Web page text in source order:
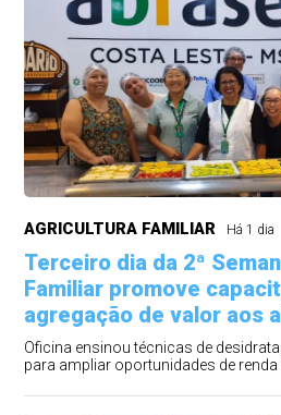
AGRICULTURA FAMILIAR Há 1 dia
Terceiro dia da 2ª
Familiar promove
agregação de valor aos
Oficina ensinou técnicas de
para ampliar oportunidades de renda